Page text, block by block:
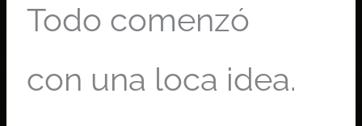
Todo comenzó
con una loca idea.